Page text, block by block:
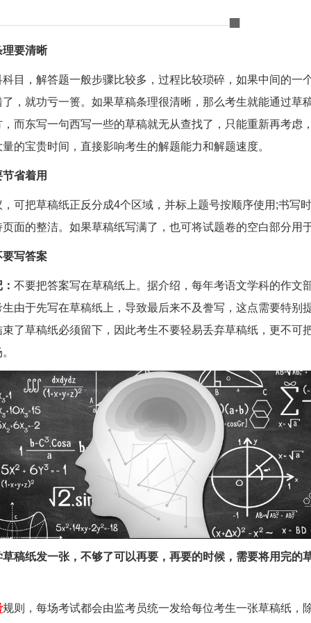
理要清晰
科目，解答题一般步骤比较多，过程比较琐碎，如果中间的一
了，就功亏一篑。如果草稿条理很清晰，那么考生就能通过草
，而东写一句西写一些的草稿就无从查找了，只能重新再考虑
的宝贵时间，直接影响考生的解题能力和解题速度。
省着用
可把草稿纸正反分成4个区域，并标上题号按顺序使用;书写
页面的整洁。如果草稿纸写满了，也可将试题卷的空白部分用
要写答案
不要把答案写在草稿纸上。据介绍，每年考语文学科的作文
生由于先写在草稿纸上，导致最后来不及誊写，这点需要特别
束了草稿纸必须留下，因此考生不要轻易丢弃草稿纸，更不可
草稿纸发一张，不够了可以再要，再要的时候，需要将用完的
规则，每场考试都会由监考员统一发给每位考生一张草稿纸，